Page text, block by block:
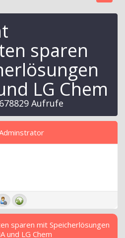
sparen
LG Chem
678829 Aufrufe
sparen mit Speicherlösungen
und LG Chem